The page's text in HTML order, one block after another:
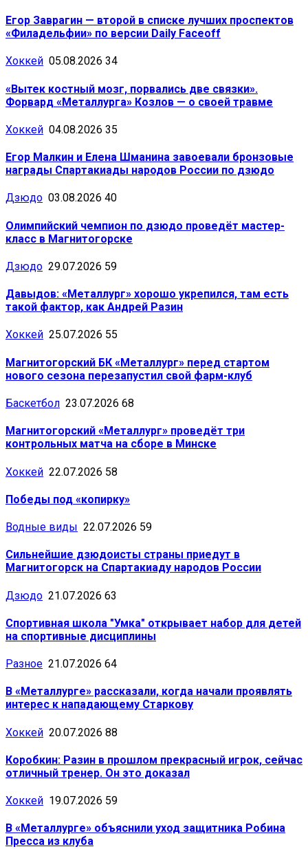
Егор Заврагин — второй в списке лучших проспектов
«Филадельфии» по версии Daily Faceoff
Хоккей 05.08.2026 34
«Вытек костный мозг, порвались две связки».
Форвард «Металлурга» Козлов — о своей травме
Хоккей 04.08.2026 35
Егор Малкин и Елена Шманина завоевали бронзовые
награды Спартакиады народов России по дзюдо
Дзюдо 03.08.2026 40
Олимпийский чемпион по дзюдо проведёт мастер-
класс в Магнитогорске
Дзюдо 29.07.2026 59
Давыдов: «Металлург» хорошо укрепился, там есть
такой фактор, как Андрей Разин
Хоккей 25.07.2026 55
Магнитогорский БК «Металлург» перед стартом
нового сезона перезапустил свой фарм-клуб
Баскетбол 23.07.2026 68
Магнитогорский «Металлург» проведёт три
контрольных матча на сборе в Минске
Хоккей 22.07.2026 58
Победы под «копирку»
Водные виды 22.07.2026 59
Сильнейшие дзюдоисты страны приедут в
Магнитогорск на Спартакиаду народов России
Дзюдо 21.07.2026 63
Спортивная школа "Умка" открывает набор для детей
на спортивные дисциплины
Разное 21.07.2026 64
В «Металлурге» рассказали, когда начали проявлять
интерес к нападающему Старкову
Хоккей 20.07.2026 88
Коробкин: Разин в прошлом прекрасный игрок, сейчас
отличный тренер. Он это доказал
Хоккей 19.07.2026 59
В «Металлурге» объяснили уход защитника Робина
Пресса из клуба